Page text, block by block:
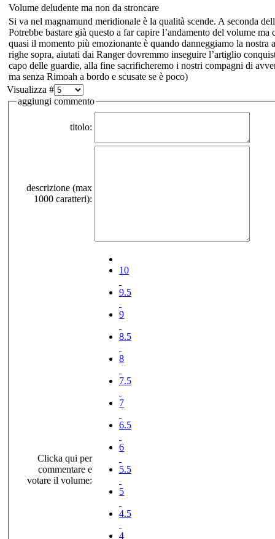
Volume deludente ma non da stroncare
Si va nel magnamund meridionale è la qualità scende. A seconda
Potrebbe bastare già questo a far capire l’andamento del volume
quasi il momento più emozionante è quando danneggiamo la
righe sopra, aiutati dai Ranger dovremmo inseguire l’artiglio
capo delle guardie, alla fine sacrificheremo i nostri compagni di
ma senza Rimoah a bordo e scusate se è poco)
Visualizza #
aggiungi commento
titolo:
descrizione (max
1000 caratteri):
Clicka qui per
commentare e
votare il volume:
10
9.5
9
8.5
8
7.5
7
6.5
6
5.5
5
4.5
4